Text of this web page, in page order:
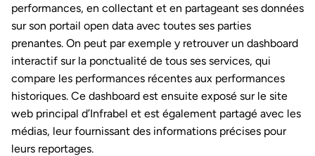
performances, en collectant et en partageant ses données
sur son portail open data avec toutes ses parties
prenantes. On peut par exemple y retrouver un dashboard
interactif sur la ponctualité de tous ses services, qui
compare les performances récentes aux performances
historiques. Ce dashboard est ensuite exposé sur le site
web principal d’Infrabel et est également partagé avec les
médias, leur fournissant des informations précises pour
leurs reportages.